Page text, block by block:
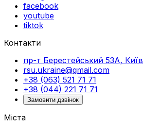
facebook
youtube
tiktok
Контакти
пр-т Берестейський 53А, Київ
rsu.ukraine@gmail.com
+38 (063) 521 71 71
+38 (044) 221 71 71
Замовити дзвінок
Міста